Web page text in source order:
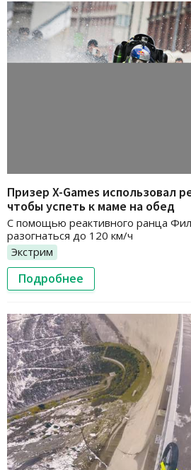
Призер X-Games использовал
чтобы успеть к маме на обед
С помощью реактивного ранца
разогнаться до 120 км/ч
Экстрим
Подробнее